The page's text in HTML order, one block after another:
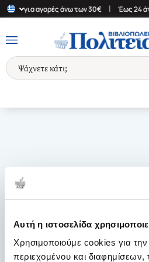
Αυτή η ιστοσελίδα
Χρησιμοποιούμε cookies για την
περιεχομένου και διαφημίσεων,
για αγορές άνω των 30€ Έως 24